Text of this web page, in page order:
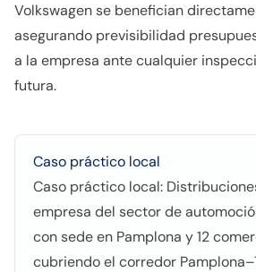
Volkswagen se benefician
asegurando previsibilidad
a la empresa ante cualquier
futura.
Caso práctico local
Caso práctico local:
empresa del sector de
con sede en Pamplona y 12
cubriendo el corredor